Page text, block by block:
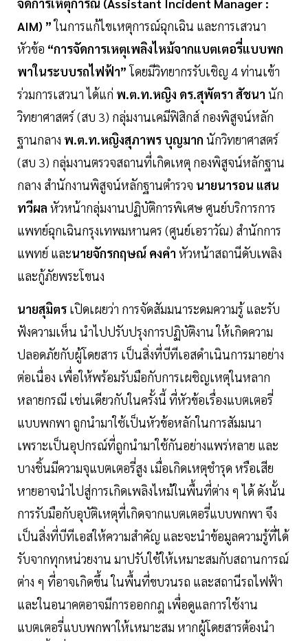
จัดการเหตุการณ์ (Assistant Incident Manager :
AIM) ”ในการแก้ไขเหตุการณ์ฉุกเฉิน และการเสวนา
หัวข้อ “การจัดการเหตุเพลิงไหม้จากแบตเตอรี่แบบพก
พาในระบบรถไฟฟ้า”โดยมีวิทยากรรับเชิญ 4 ท่านเข้า
ร่วมการเสวนา ได้แก่ พ.ต.ท.หญิง ดร.สุพัตรา สัชนา นัก
วิทยาศาสตร์ (สบ 3) กลุ่มงานเคมีฟิสิกส์ กองพิสูจน์หลัก
ฐานกลาง พ.ต.ท.หญิงสุภาพร บุญมาก นักวิทยาศาสตร์
(สบ 3) กลุ่มงานตรวจสถานที่เกิดเหตุ กองพิสูจน์หลักฐาน
กลาง สำนักงานพิสูจน์หลักฐานตำรวจ นายนารอน แสน
ทวีผล หัวหน้ากลุ่มงานปฏิบัติการพิเศษ ศูนย์บริการการ
แพทย์ฉุกเฉินกรุงเทพมหานคร (ศูนย์เอราวัณ) สำนักการ
แพทย์ และนายจักรกฤษณ์ คงคำ หัวหน้าสถานีดับเพลิง
และกู้ภัยพระโขนง
นายสุมิตร เปิดเผยว่า การจัดสัมมนาระดมความรู้ และรับ
ฟังความเห็น นำไปปรับปรุงการปฏิบัติงาน ให้เกิดความ
ปลอดภัยกับผู้โดยสาร เป็นสิ่งที่บีทีเอสดำเนินการมาอย่าง
ต่อเนื่อง เพื่อให้พร้อมรับมือกับการเผชิญเหตุในหลาก
หลายกรณี เช่นเดียวกับในครั้งนี้ ที่หัวข้อเรื่องแบตเตอรี่
แบบพกพา ถูกนำมาใช้เป็นหัวข้อหลักในการสัมมนา
เพราะเป็นอุปกรณ์ที่ถูกนำมาใช้กันอย่างแพร่หลาย และ
บางชิ้นมีความจุแบตเตอรี่สูง เมื่อเกิดเหตุชำรุด หรือเสีย
หายอาจนำไปสู่การเกิดเพลิงไหม้ในพื้นที่ต่าง ๆ ได้ ดังนั้น
การรับมือกับอุบัติเหตุที่เกิดจากแบตเตอรี่แบบพกพา จึง
เป็นสิ่งที่บีทีเอสให้ความสำคัญ และจะนำข้อมูลความรู้ที่ได้
รับจากทุกหน่วยงาน มาปรับใช้ให้เหมาะสมกับสถานการณ์
ต่าง ๆ ที่อาจเกิดขึ้น ในพื้นที่ขบวนรถ และสถานีรถไฟฟ้า
และในอนาคตอาจมีการออกกฎ เพื่อดูแลการใช้งาน
แบตเตอรี่แบบพกพาให้เหมาะสม หากผู้โดยสารต้องนำ